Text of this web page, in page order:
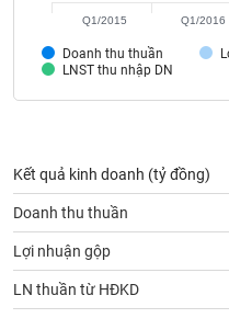
Doanh thu thuần
LNST thu nhập DN
Q1/2015 Q1/2016
Kết quả kinh doanh (tỷ đồng)
Doanh thu thuần
Lợi nhuận gộp
LN thuần từ HĐKD
chứng
khoán
(-)
Lãnh
đạo
(-)